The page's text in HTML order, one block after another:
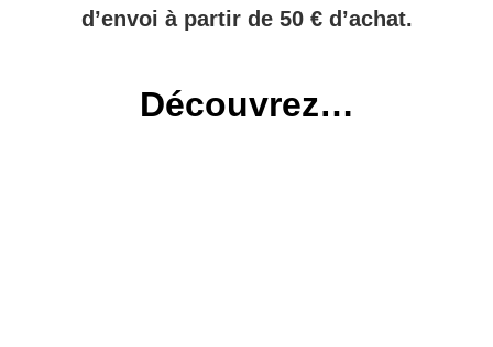
d’envoi à partir de 50 € d’achat.
Découvrez…